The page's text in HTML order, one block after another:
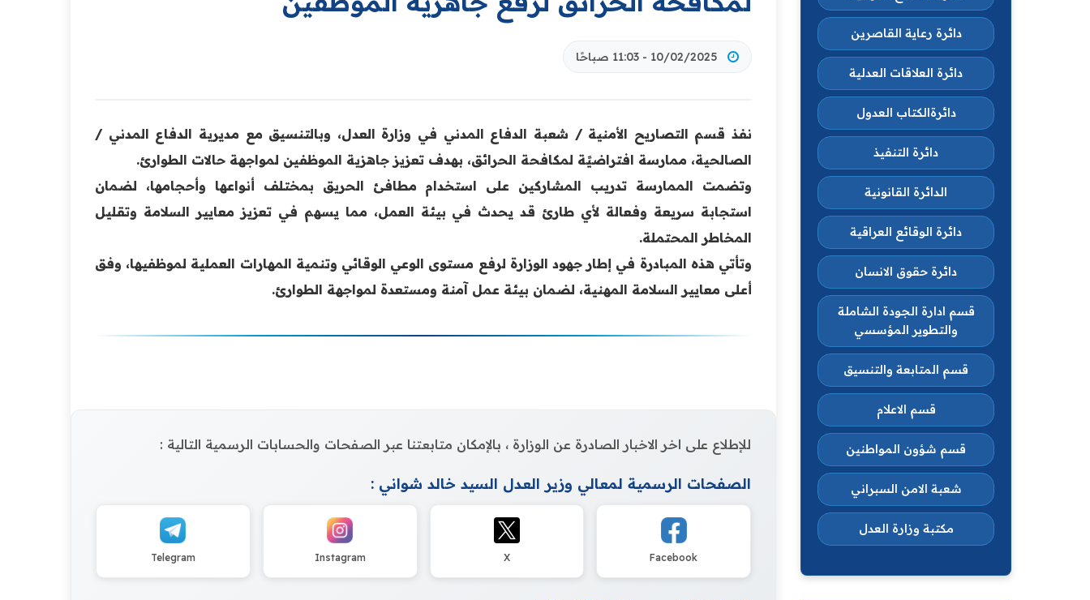
10/02/2025 - 11:03 صباحًا
نفذ قسم التصاريح الأمنية / شعبة الدفاع المدني في وزارة العدل، وبالتنسيق مع مديرية الدفاع المدني /
الصالحية، ممارسة افتراضيًة لمكافحة الحرائق، بهدف تعزيز جاهزية الموظفين لمواجهة حالات الطوارئ.
وتضمت الممارسة تدريب المشاركين على استخدام مطافئ الحريق بمختلف أنواعها وأحجامها، لضمان
استجابة سريعة وفعالة لأي طارئ قد يحدث في بيئة العمل، مما يسهم في تعزيز معايير السلامة وتقليل
المخاطر المحتملة.
وتأتي هذه المبادرة في إطار جهود الوزارة لرفع مستوى الوعي الوقائي وتنمية المهارات العملية لموظفيها، وفق
أعلى معايير السلامة المهنية، لضمان بيئة عمل آمنة ومستعدة لمواجهة الطوارئ.
للإطلاع على اخر الاخبار الصادرة عن الوزارة ، بالإمكان متابعتنا عبر الصفحات والحسابات الرسمية التالية :
الصفحات الرسمية لمعالي وزير العدل السيد خالد شواني :
Facebook
X
Instagram
Telegram
دائرة رعاية القاصرين
دائرة العلاقات العدلية
دائرةالكتاب العدول
دائرة التنفيذ
الدائرة القانونية
دائرة الوقائع العراقية
دائرة حقوق الانسان
قسم ادارة الجودة الشاملة
والتطوير المؤسسي
قسم المتابعة والتنسيق
قسم الاعلام
قسم شؤون المواطنين
شعبة الامن السبراني
مكتبة وزارة العدل